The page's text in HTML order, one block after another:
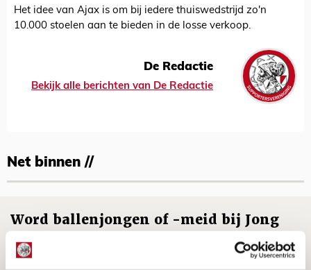
Het idee van Ajax is om bij iedere thuiswedstrijd zo'n
10.000 stoelen aan te bieden in de losse verkoop.
De Redactie
Bekijk alle berichten van De Redactie
Net binnen //
Word ballenjongen of -meid bij Jong
Ajax - Helmond Sport!
06 AUGUSTUS 2026 - 13:13